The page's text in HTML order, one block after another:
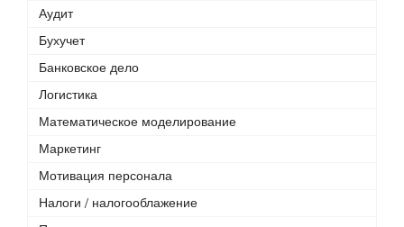
Аудит
Бухучет
Банковское дело
Логистика
Математическое моделирование
Маркетинг
Мотивация персонала
Налоги / налогооблажение